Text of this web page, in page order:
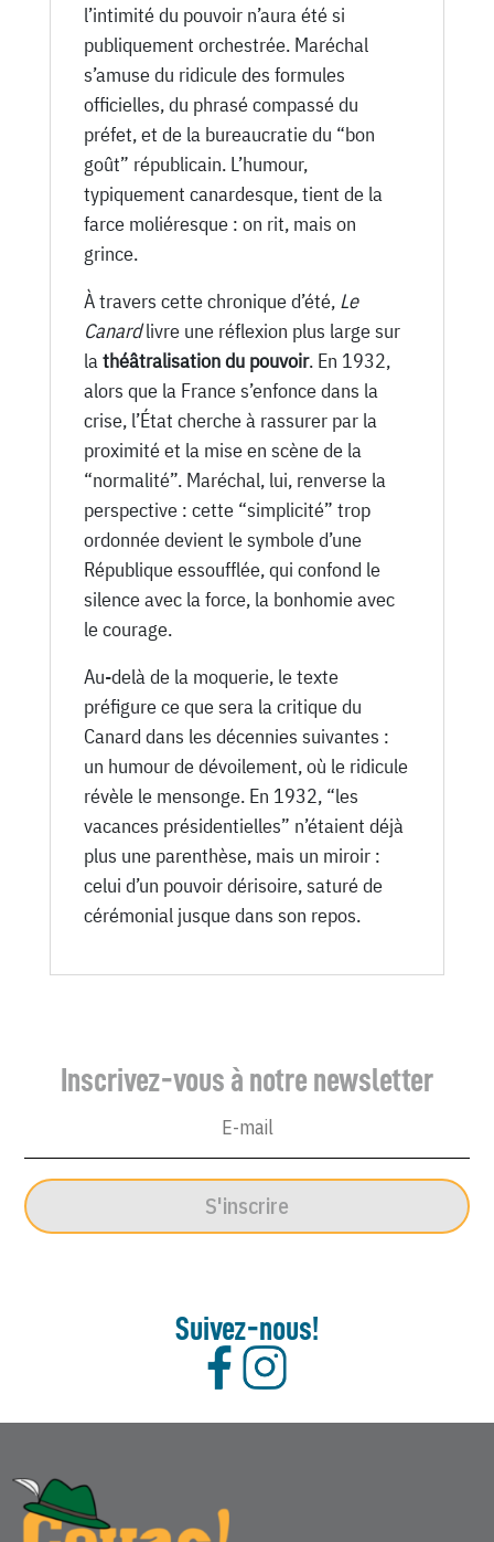
l’intimité du pouvoir n’aura été si
publiquement orchestrée. Maréchal
s’amuse du ridicule des formules
officielles, du phrasé compassé du
préfet, et de la bureaucratie du “bon
goût” républicain. L’humour,
typiquement canardesque, tient de la
farce moliéresque : on rit, mais on
grince.
À travers cette chronique d’été, Le
Canardlivre une réflexion plus large sur
lathéâtralisation du pouvoir. En 1932,
alors que la France s’enfonce dans la
crise, l’État cherche à rassurer par la
proximité et la mise en scène de la
“normalité”. Maréchal, lui, renverse la
perspective : cette “simplicité” trop
ordonnée devient le symbole d’une
République essoufflée, qui confond le
silence avec la force, la bonhomie avec
le courage.
Au-delà de la moquerie, le texte
préfigure ce que sera la critique du
Canard dans les décennies suivantes :
un humour de dévoilement, où le ridicule
révèle le mensonge. En 1932, “les
vacances présidentielles” n’étaient déjà
plus une parenthèse, mais un miroir :
celui d’un pouvoir dérisoire, saturé de
cérémonial jusque dans son repos.
Inscrivez-vous à notre newsletter
S'inscrire
Suivez-nous!